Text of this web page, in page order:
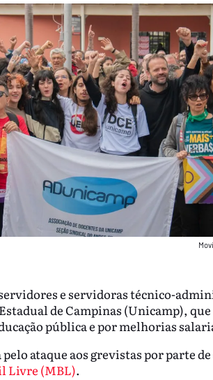
e servidoras técnico-
de Campinas (Unicamp), que
pública e por melhorias
ataque aos grevistas por parte
Livre (MBL).